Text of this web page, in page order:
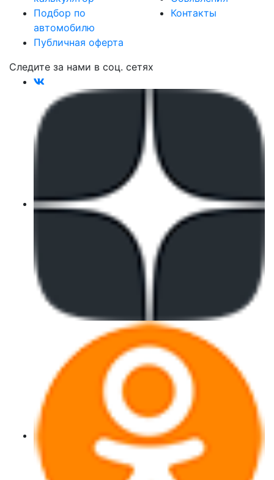
Подбор по
автомобилю
Публичная оферта
Контакты
Следите за нами в соц. сетях